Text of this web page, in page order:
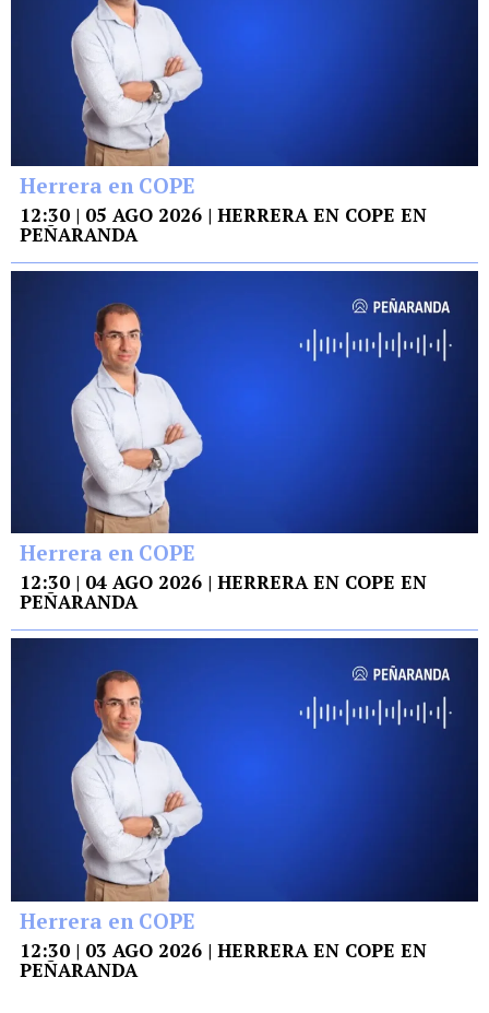
Herrera en COPE
12:30 | 05 AGO 2026 | HERRERA EN COPE EN
PEÑARANDA
Herrera en COPE
12:30 | 04 AGO 2026 | HERRERA EN COPE EN
PEÑARANDA
Herrera en COPE
12:30 | 03 AGO 2026 | HERRERA EN COPE EN
PEÑARANDA